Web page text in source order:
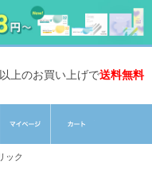
上のお買い上げで送料無料
ック